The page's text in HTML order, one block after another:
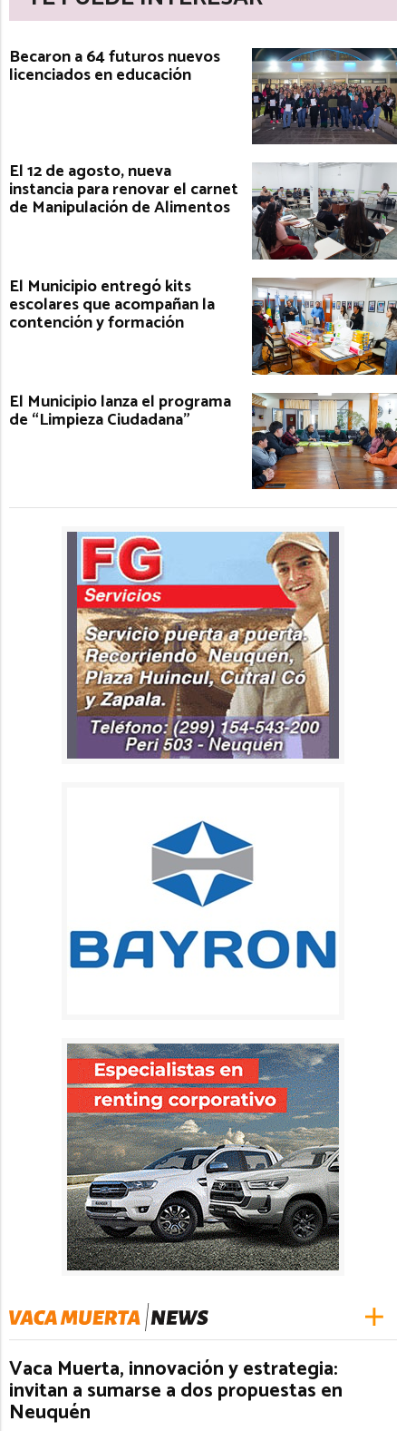
Becaron a 64 futuros nuevos
licenciados en educación
El 12 de agosto, nueva
instancia para renovar el carnet
de Manipulación de Alimentos
El Municipio entregó kits
escolares que acompañan la
contención y formación
El Municipio lanza el programa
de “Limpieza Ciudadana”
Vaca Muerta, innovación y estrategia:
invitan a sumarse a dos propuestas en
Neuquén